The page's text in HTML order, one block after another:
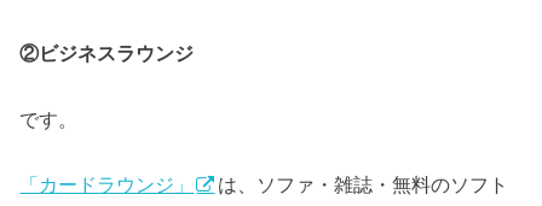
②ビジネスラウンジ
です。
「カードラウンジ」
は、ソファ・雑誌・無料のソフト